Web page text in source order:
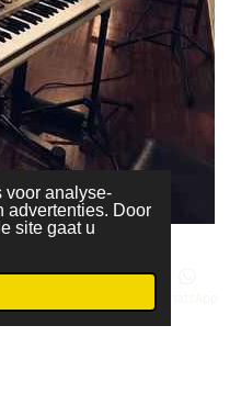
voor analyse-
advertenties. Door
site gaat u